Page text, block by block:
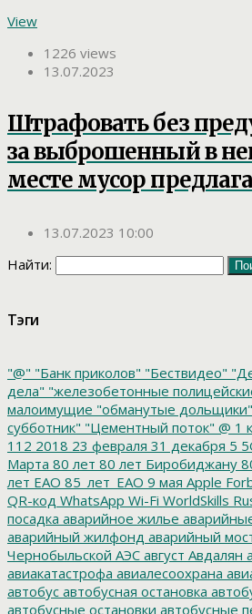
View
1226 views
13.07.2023
Штрафовать без
за выброшенный в
месте мусор
13.07.2023 10:00
Найти:
Тэги
"@" "Банк приколов" "Бествидео"
дела" "железобетонные
малоимущие "обманутые дольщики"
субботник" "Цементный поток" @ 1
112 2018 23 февраля 31 декабря 5
Марта 80 лет 80 лет Биробиджану
лет ЕАО 85_лет_ЕАО 9 мая Apple
QR-код WhatsApp Wi-Fi WorldSkills
посадка аварийное жилье
аварийный жилфонд аварийный
Чернобыльской АЭС август Авдалян
авиакатастрофа авиалесоохрана
автобус автобусная остановка
автобусные остановки автобусные